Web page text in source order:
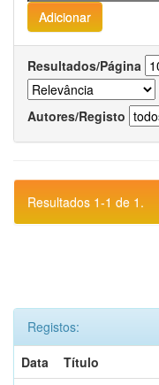
Resultados/Página
Autores/Registo
Resultados 1-1 de 1.
Registos:
Data
Título